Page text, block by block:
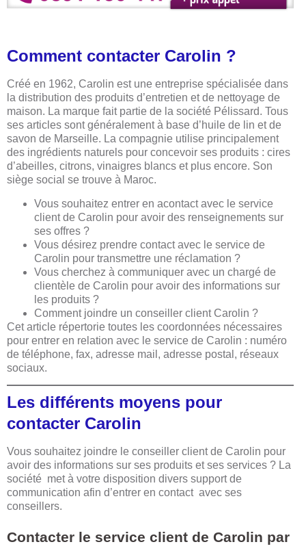
Comment contacter Carolin ?
Créé en 1962, Carolin est une entreprise spécialisée dans
la distribution des produits d’entretien et de nettoyage de
maison. La marque fait partie de la société Pélissard. Tous
ses articles sont généralement à base d’huile de lin et de
savon de Marseille. La compagnie utilise principalement
des ingrédients naturels pour concevoir ses produits : cires
d’abeilles, citrons, vinaigres blancs et plus encore. Son
siège social se trouve à Maroc.
Vous souhaitez entrer en acontact avec le service
client de Carolin pour avoir des renseignements sur
ses offres ?
Vous désirez prendre contact avec le service de
Carolin pour transmettre une réclamation ?
Vous cherchez à communiquer avec un chargé de
clientèle de Carolin pour avoir des informations sur
les produits ?
Comment joindre un conseiller client Carolin ?
Cet article répertorie toutes les coordonnées nécessaires
pour entrer en relation avec le service de Carolin : numéro
de téléphone, fax, adresse mail, adresse postal, réseaux
sociaux.
Les différents moyens pour
contacter Carolin
Vous souhaitez joindre le conseiller client de Carolin pour
avoir des informations sur ses produits et ses services ? La
société met à votre disposition divers support de
communication afin d’entrer en contact avec ses
conseillers.
Contacter le service client de Carolin par